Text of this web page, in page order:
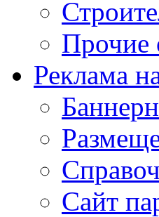
Прочие
Реклама
Сайт